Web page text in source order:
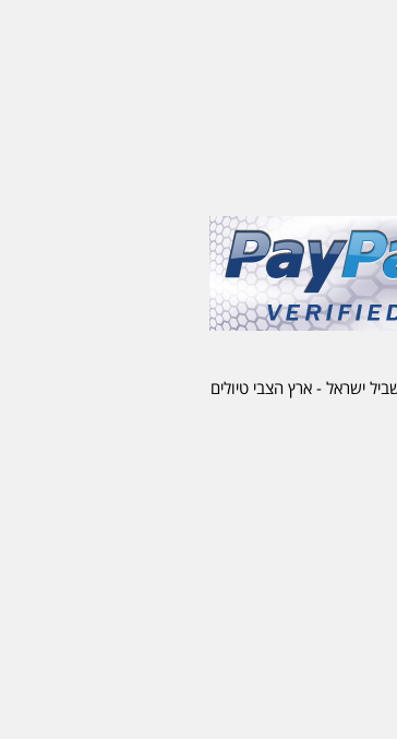
ישראל - ארץ הצבי טיולים